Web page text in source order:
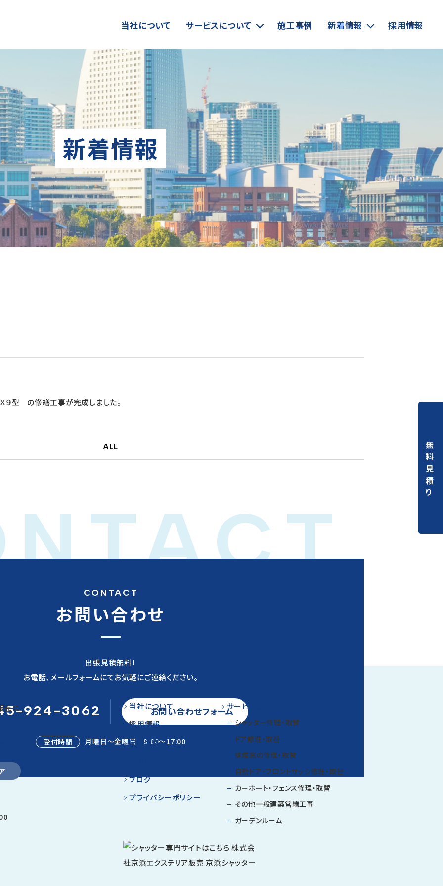
当社について サービスについて 施工事例 新着情報 採用情報
新着情報
９型 の修繕工事が完成しました。
ALL
CONTACT
お問い合わせ
出張見積無料！
お電話、メールフォームにてお気軽にご連絡ください。
924-3062 お問い合わせフォーム
受付時間 月曜日～金曜日 9:00～17:00
2448-13
当社について
採用情報
施工事例
ブログ
プライバシーポリシー
サービス案内
シャッター修理・取替
ドア修理・取替
排煙窓の修理・取替
自動ドア・フロントサッシ修理・取替
カーポート・フェンス修理・取替
その他一般建築営繕工事
ガーデンルーム
無
料
見
積
り